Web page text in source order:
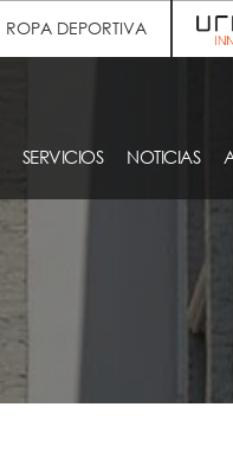
ROPA DEPORTIVA
SERVICIOS NOTICIAS